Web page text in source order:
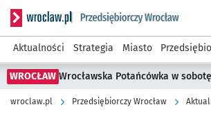
Serwis informacyjny wroclaw.pl
Aktualności Strategia Miasto
WROCŁAW Wrocławska Potańcówka w
wroclaw.pl Przedsiębiorczy Wrocław